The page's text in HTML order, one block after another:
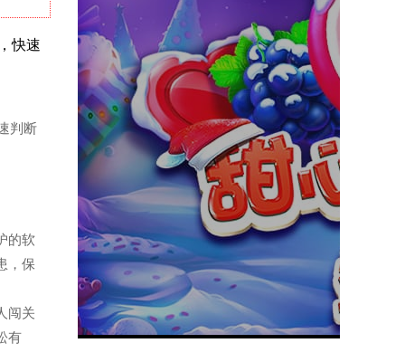
快速
判断
的软
，保
闯关
有